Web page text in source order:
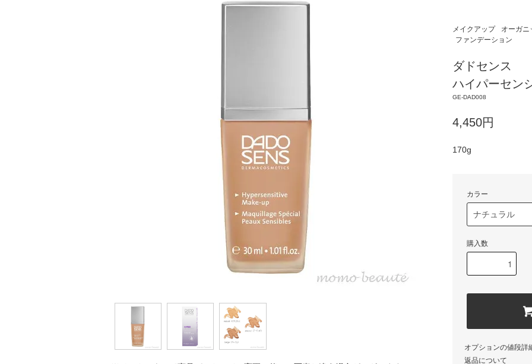
メイクアップ オーガニ
ファンデーション
ダドセンス
ハイパーセン
GE-DAD008
4,450円
170g
カラー
購入数
オプションの値段詳
返品について